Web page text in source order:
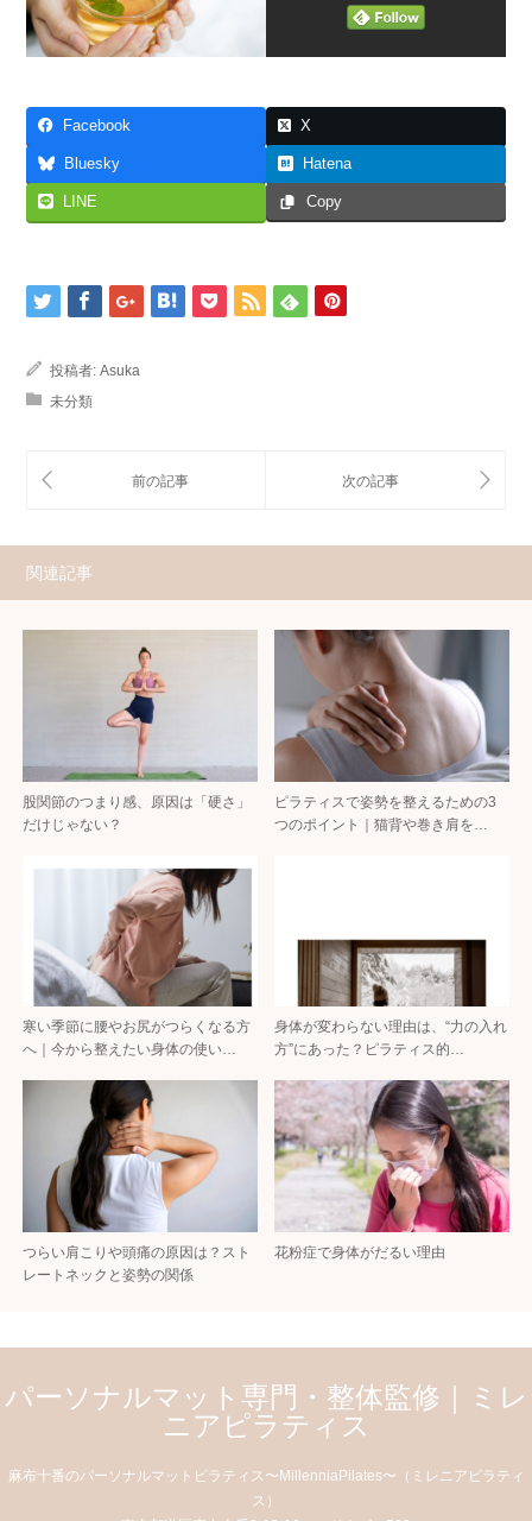
Facebook X
Bluesky Hatena
LINE Copy
投稿者: Asuka
未分類
関連記事
股関節のつまり感、原因は「硬さ」
だけじゃない？
ピラティスで姿勢を整えるための3
つのポイント｜猫背や巻き肩を…
寒い季節に腰やお尻がつらくなる方
へ｜今から整えたい身体の使い…
身体が変わらない理由は、“力の入れ
方”にあった？ピラティス的…
つらい肩こりや頭痛の原因は？スト
レートネックと姿勢の関係
花粉症で身体がだるい理由
パーソナルマット専門・整体監修｜ミレ
ニアピラティス
麻布十番のパーソナルマットピラティス〜MillenniaPilates〜（ミレニアピラティ
ス）